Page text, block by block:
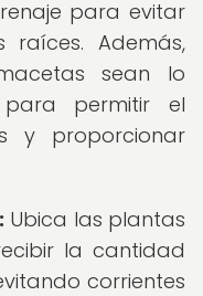
para evitar
Además,
sean lo
para permitir el
y proporcionar
Ubica las plantas
la cantidad
corrientes